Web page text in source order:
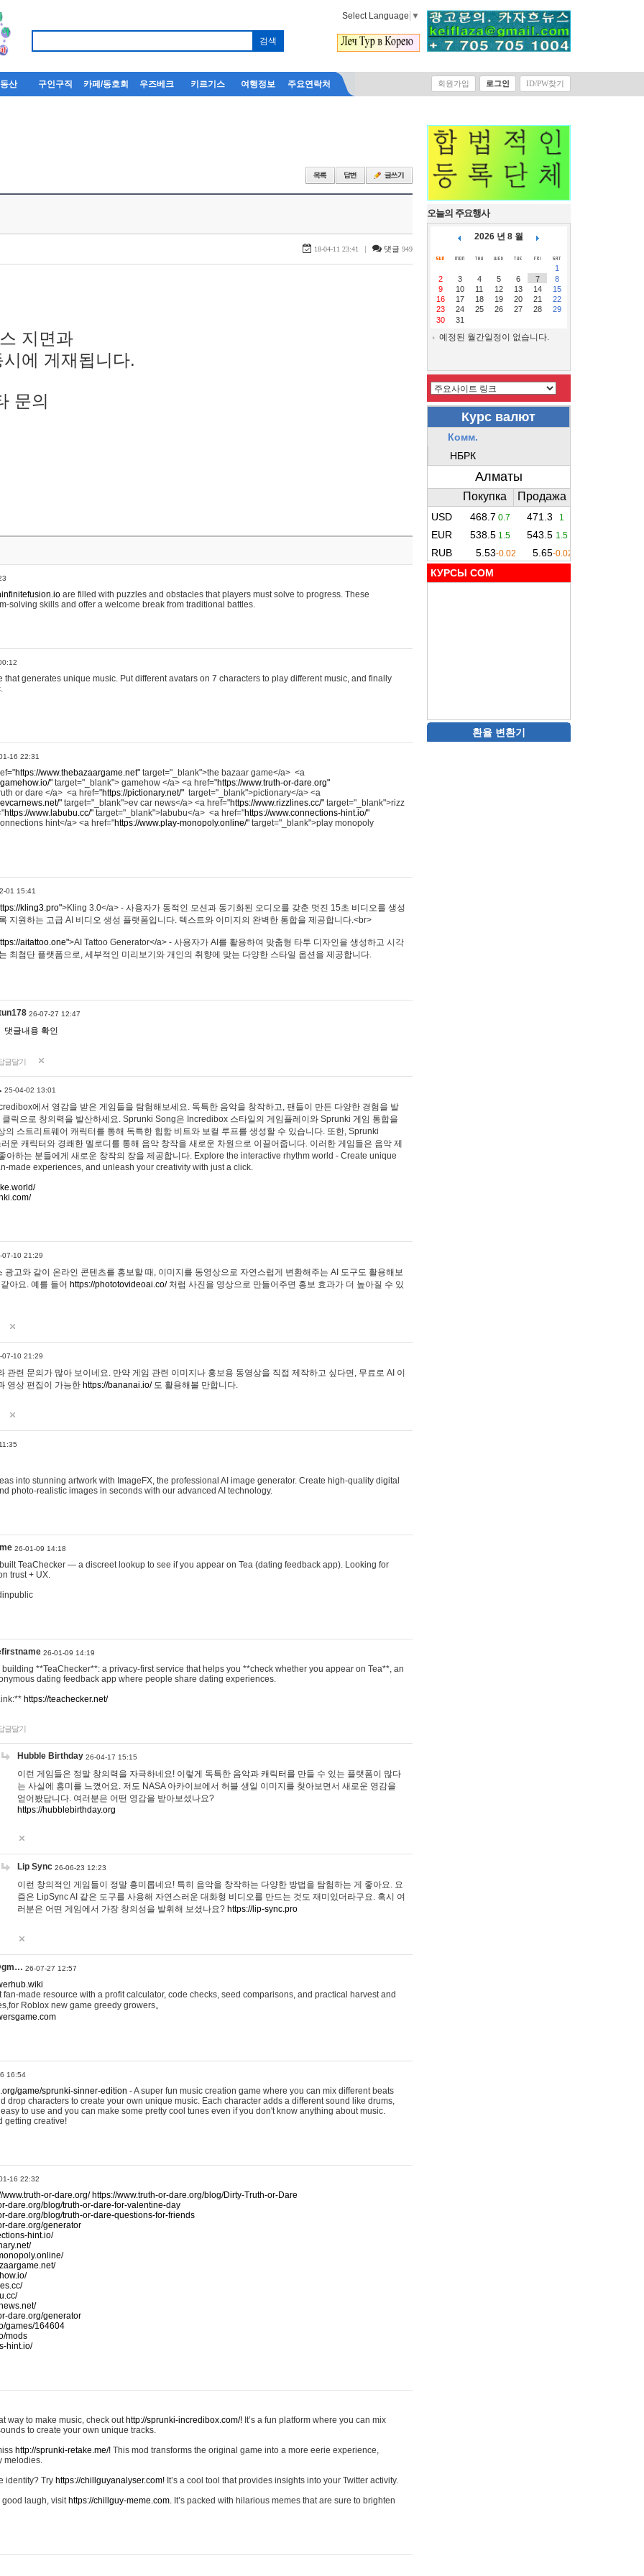
Select Language ▼
산 구인구직 카페/동호회 우즈베크 키르기스 여행정보 주요연락처 회원가입 로그인 ID/PW찾기
18-04-11 23:41 | 댓글 949
지면과
에 게재됩니다.
문의
are filled with puzzles and obstacles that players must solve to progress. These
solving skills and offer a welcome break from traditional battles.
that generates unique music. Put different avatars on 7 characters to play different music, and finally
16 22:31
https://www.thebazaargame.net" target="_blank">the bazaar game</a> <a
" target="_blank"> gamehow </a> <a href="https://www.truth-or-dare.org"
or dare </a> <a href="https://pictionary.net/" target="_blank">pictionary</a> <a
" target="_blank">ev car news</a> <a href="https://www.rizzlines.cc/" target="_blank">rizz
https://www.labubu.cc/" target="_blank">labubu</a> <a href="https://www.connections-hint.io/"
hint</a> <a href="https://www.play-monopoly.online/" target="_blank">play monopoly
01 15:41
kling3.pro">Kling 3.0</a> - 사용자가 동적인 모션과 동기화된 오디오를 갖춘 멋진 15초 비디오를 생성
지원하는 고급 AI 비디오 생성 플랫폼입니다. 텍스트와 이미지의 완벽한 통합을 제공합니다.<br>
aitattoo.one">AI Tattoo Generator</a> - 사용자가 AI를 활용하여 맞춤형 타투 디자인을 생성하고 시각
최첨단 플랫폼으로, 세부적인 미리보기와 개인의 취향에 맞는 다양한 스타일 옵션을 제공합니다.
26-07-27 12:47
댓글내용 확인
글달기
25-04-02 13:01
에서 영감을 받은 게임들을 탐험해보세요. 독특한 음악을 창작하고, 팬들이 만든 다양한 경험을 발
클릭으로 창의력을 발산하세요. Sprunki Song은 Incredibox 스타일의 게임플레이와 Sprunki 게임 통합을
의 스트리트웨어 캐릭터를 통해 독특한 힙합 비트와 보컬 루프를 생성할 수 있습니다. 또한, Sprunki
운 캐릭터와 경쾌한 멜로디를 통해 음악 창작을 새로운 차원으로 이끌어줍니다. 이러한 게임들은 음악 제
아하는 분들에게 새로운 창작의 장을 제공합니다. Explore the interactive rhythm world - Create unique
made experiences, and unleash your creativity with just a click.
07-10 21:29
광고와 같이 온라인 콘텐츠를 홍보할 때, 이미지를 동영상으로 자연스럽게 변환해주는 AI 도구도 활용해보
아요. 예를 들어 https://phototovideoai.co/처럼 사진을 영상으로 만들어주면 홍보 효과가 더 높아질 수 있
07-10 21:29
관련 문의가 많아 보이네요. 만약 게임 관련 이미지나 홍보용 동영상을 직접 제작하고 싶다면, 무료로 AI 이
영상 편집이 가능한 https://bananai.io/도 활용해볼 만합니다.
into stunning artwork with ImageFX, the professional AI image generator. Create high-quality digital
photo-realistic images in seconds with our advanced AI technology.
26-01-09 14:18
TeaChecker — a discreet lookup to see if you appear on Tea (dating feedback app). Looking for
trust + UX.
26-01-09 14:19
building **TeaChecker**: a privacy-first service that helps you **check whether you appear on Tea**, an
dating feedback app where people share dating experiences.
https://teachecker.net/
글달기
Hubble Birthday 26-04-17 15:15
이런 게임들은 정말 창의력을 자극하네요! 이렇게 독특한 음악과 캐릭터를 만들 수 있는 플랫폼이 많다
는 사실에 흥미를 느꼈어요. 저도 NASA 아카이브에서 허블 생일 이미지를 찾아보면서 새로운 영감을
얻어봤답니다. 여러분은 어떤 영감을 받아보셨나요?
https://hubblebirthday.org
Lip Sync 26-06-23 12:23
이런 창의적인 게임들이 정말 흥미롭네요! 특히 음악을 창작하는 다양한 방법을 탐험하는 게 좋아요. 요
즘은 LipSync AI 같은 도구를 사용해 자연스러운 대화형 비디오를 만드는 것도 재미있더라구요. 혹시 여
러분은 어떤 게임에서 가장 창의성을 발휘해 보셨나요? https://lip-sync.pro
26-07-27 12:57
made resource with a profit calculator, code checks, seed comparisons, and practical harvest and
Roblox new game greedy growers。
16:54
game/sprunki-sinner-edition - A super fun music creation game where you can mix different beats
drop characters to create your own unique music. Each character adds a different sound like drums,
to use and you can make some pretty cool tunes even if you don't know anything about music.
getting creative!
16 22:32
www.truth-or-dare.org/ https://www.truth-or-dare.org/blog/Dirty-Truth-or-Dare
dare.org/blog/truth-or-dare-for-valentine-day
dare.org/blog/truth-or-dare-questions-for-friends
dare.org/generator
hint.io/
dare.org/generator
games/164604
mods
hint.io/
way to make music, check out http://sprunki-incredibox.com/! It’s a fun platform where you can mix
to create your own unique tracks.
http://sprunki-retake.me/! This mod transforms the original game into a more eerie experience,
melodies.
identity? Try https://chillguyanalyser.com! It’s a cool tool that provides insights into your Twitter activity.
good laugh, visit https://chillguy-meme.com. It’s packed with hilarious memes that are sure to brighten
오늘의 주요행사
2026 년 8 월
1
2
3 4 5 6 7
8
9
10 11 12 13 14
15
16
17 18 19 20 21
22
23
24 25 26 27 28
29
30
31
예정된 월간일정이 없습니다.
КУРСЫ COM
환율 변환기